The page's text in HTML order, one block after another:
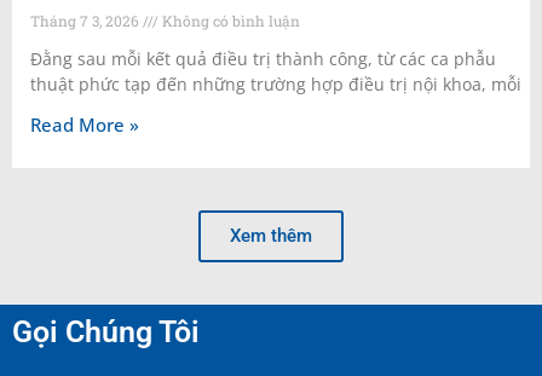
Tháng 7 3, 2026 Không có bình luận
Đằng sau mỗi kết quả điều trị thành công, từ các ca phẫu
thuật phức tạp đến những trường hợp điều trị nội khoa, mỗi
Read More »
Xem thêm
Gọi Chúng Tôi